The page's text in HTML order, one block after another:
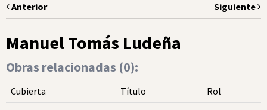
Anterior Siguiente
Manuel Tomás Ludeña
Obras relacionadas (0):
Cubierta Título Rol